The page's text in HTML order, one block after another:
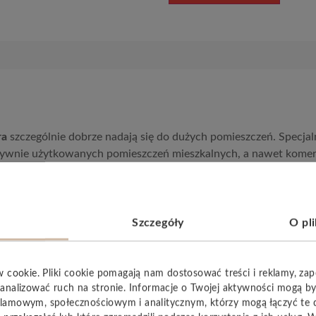
szczególnie dobrze nadają się do dużych pomieszczeń.
użytkowanych pomieszczeń mieszkalnych, a nawet
Szczegóły O
cookie. Pliki cookie pomagają nam dostosować treści i reklamy,
analizować ruch na stronie. Informacje o Twojej aktywności mogą
społecznościowym i analitycznym, którzy mogą łączyć te